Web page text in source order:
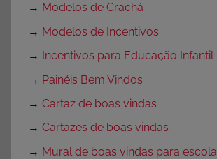
→ Modelos de Crachá
→ Modelos de Incentivos
→ Incentivos para Educação Infantil
→ Painéis Bem Vindos
→ Cartaz de boas vindas
→ Cartazes de boas vindas
→ Mural de boas vindas para escola